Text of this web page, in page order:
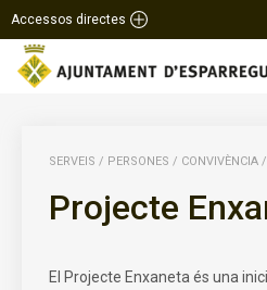
Accessos directes
SERVEIS / PERSONES / CONVIVÈNCIA /
Projecte
El Projecte Enxaneta és una